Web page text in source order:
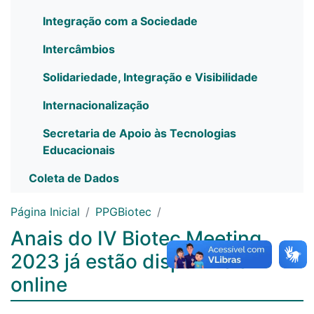
Integração com a Sociedade
Intercâmbios
Solidariedade, Integração e Visibilidade
Internacionalização
Secretaria de Apoio às Tecnologias
Educacionais
Coleta de Dados
Página Inicial PPGBiotec
Anais do IV Biotec Meeting
2023 já estão disponíveis
online